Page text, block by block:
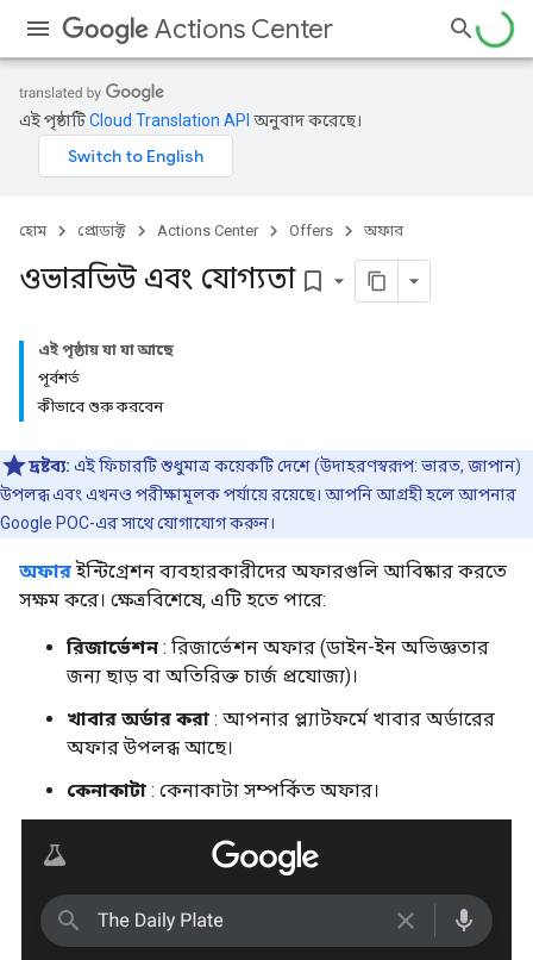
Actions Center
এই পৃষ্ঠাটিCloud Translation API অনুবাদ করেছে।
হোম প্রোডাক্ট Actions Center Offers অফার
ওভারভিউ এবং যোগ্যতা bookmark_border
এই পৃষ্ঠায় যা যা আছে
পূর্বশর্ত
কীভাবে শুরু করবেন
দ্রষ্টব্য: এই ফিচারটি শুধুমাত্র কয়েকটি দেশে (উদাহরণস্বরূপ: ভারত, জাপান)
উপলব্ধ এবং এখনও পরীক্ষামূলক পর্যায়ে রয়েছে। আপনি আগ্রহী হলে আপনার
Google POC-এর সাথে যোগাযোগ করুন।
অফারইন্টিগ্রেশন ব্যবহারকারীদের অফারগুলি আবিষ্কার করতে
সক্ষম করে। ক্ষেত্রবিশেষে, এটি হতে পারে:
রিজার্ভেশন : রিজার্ভেশন অফার (ডাইন-ইন অভিজ্ঞতার
জন্য ছাড় বা অতিরিক্ত চার্জ প্রযোজ্য)।
খাবার অর্ডার করা : আপনার প্ল্যাটফর্মে খাবার অর্ডারের
অফার উপলব্ধ আছে।
কেনাকাটা : কেনাকাটা সম্পর্কিত অফার।